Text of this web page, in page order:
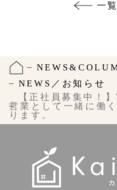
一
NEWS／お知らせ
【正社員募集中！
営業として一緒に働
ります。